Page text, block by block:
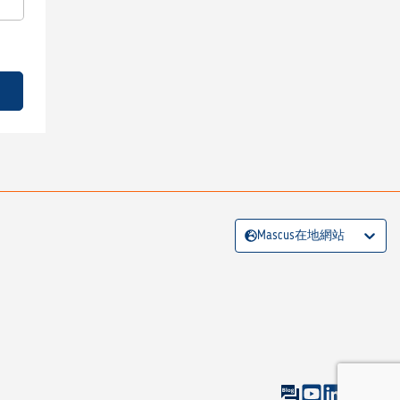
Mascus在地網站